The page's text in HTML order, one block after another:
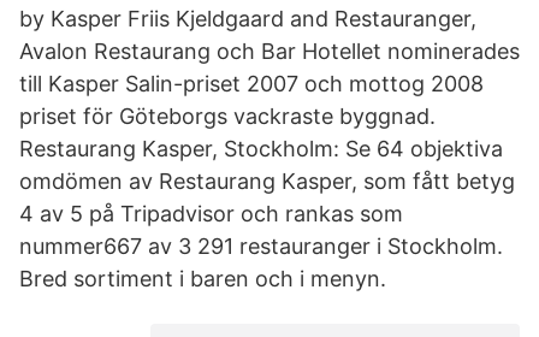
by Kasper Friis Kjeldgaard and Restauranger,
Avalon Restaurang och Bar Hotellet nominerades
till Kasper Salin-priset 2007 och mottog 2008
priset för Göteborgs vackraste byggnad.
Restaurang Kasper, Stockholm: Se 64 objektiva
omdömen av Restaurang Kasper, som fått betyg
4 av 5 på Tripadvisor och rankas som
nummer667 av 3 291 restauranger i Stockholm.
Bred sortiment i baren och i menyn.